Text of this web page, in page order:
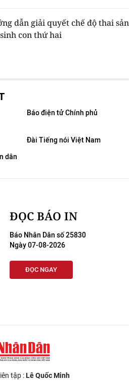
dẫn giải quyết chế độ thai sản
con thứ hai
Báo điện tử Chính phủ
Đài Tiếng nói Việt Nam
dân
ĐỌC BÁO IN
Báo Nhân Dân số 25830
Ngày 07-08-2026
ĐỌC NGAY
tập :Lê Quốc Minh